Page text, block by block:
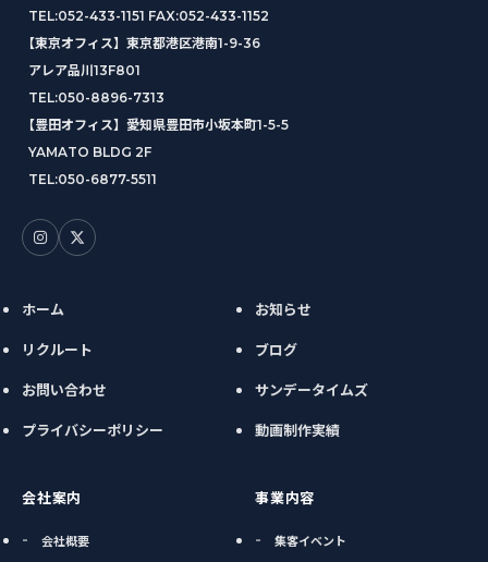
TEL:052-433-1151 FAX:052-433-1152
【東京オフィス】東京都港区港南1-9-36
アレア品川13F801
TEL:050-8896-7313
【豊田オフィス】愛知県豊田市小坂本町1-5-5
YAMATO BLDG 2F
TEL:050-6877-5511
ホーム
リクルート
お問い合わせ
プライバシーポリシー
お知らせ
ブログ
サンデータイムズ
動画制作実績
会社案内
会社概要
事業内容
集客イベント